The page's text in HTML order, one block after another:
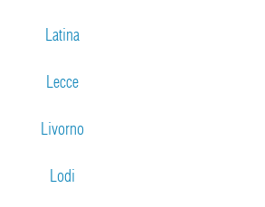
Latina
Lecce
Livorno
Lodi